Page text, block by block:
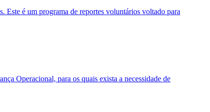
é um programa de reportes voluntários voltado para
Operacional, para os quais exista a necessidade de